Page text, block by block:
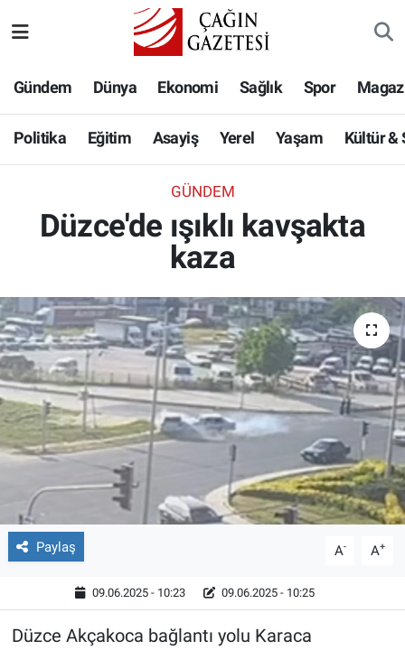
Gündem Dünya Ekonomi Sağlık Spor
Politika Eğitim Asayiş Yerel Yaşam Kültür &
GÜNDEM
Düzce'de ışıklı kavşakta
kaza
Paylaş A- A+
09.06.2025 - 10:23 09.06.2025 - 10:25
Düzce Akçakoca bağlantı yolu Karaca
Eğitim
Asayiş
Kültür & Sanat
Bilim-Teknoloji
Köşe Yazıları
Röportaj
Video Galeri
Hava Durumu
Namaz Vakitleri
Süper Lig Puan Durumu ve Fikstür
Tüm Manşetler
Son Dakika Haberleri
Haber Arşivi